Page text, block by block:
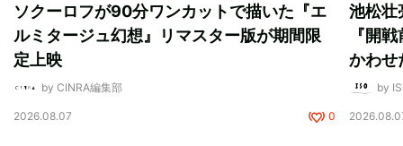
ソクーロフが90分ワンカットで描いた『エ
ルミタージュ幻想』リマスター版が期間限
定上映
by CINRA編集部
2026.08.07 0
池松壮
『開
かわせ
by